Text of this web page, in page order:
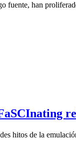
fuente, han
hitos de la